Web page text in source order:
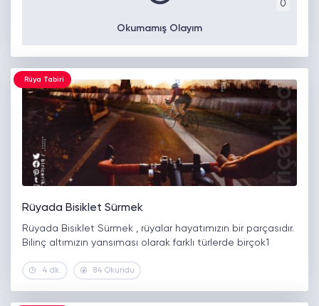
0
Okumamış Olayım
Rüya Tabiri
Rüyada Bisiklet Sürmek
Rüyada Bisiklet Sürmek , rüyalar hayatımızın bir parçasıdır.
Bilinç altımızın yansıması olarak farklı türlerde birçok1
4 dk. 84 Okundu